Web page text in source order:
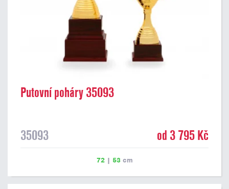
Putovní poháry 35093
35093 od 3 795 Kč
72| 53cm